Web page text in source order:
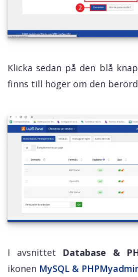
Klicka sedan på den blå
finns till höger om den
I avsnittet Database &
ikonen MySQL &